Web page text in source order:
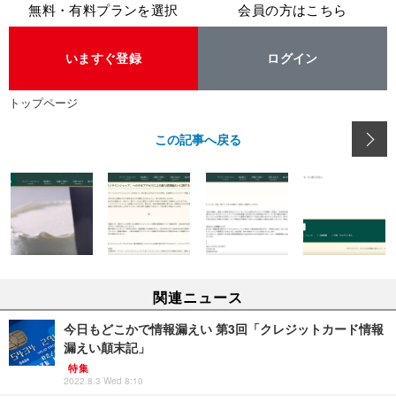
無料・有料プランを選択
いますぐ登録
会員の方はこちら
ログイン
トップページ
この記事へ戻る
関連ニュース
今日もどこかで情報漏えい 第3回「クレジットカード情報
漏えい顛末記」
特集
2022.8.3 Wed 8:10